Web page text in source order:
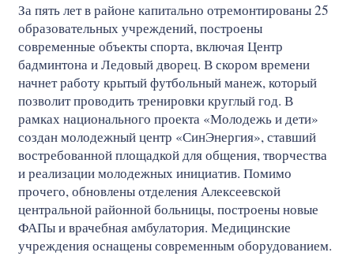
За пять лет в районе капитально отремонтированы 25
образовательных учреждений, построены
современные объекты спорта, включая Центр
бадминтона и Ледовый дворец. В скором времени
начнет работу крытый футбольный манеж, который
позволит проводить тренировки круглый год. В
рамках национального проекта «Молодежь и дети»
создан молодежный центр «СинЭнергия», ставший
востребованной площадкой для общения, творчества
и реализации молодежных инициатив. Помимо
прочего, обновлены отделения Алексеевской
центральной районной больницы, построены новые
ФАПы и врачебная амбулатория. Медицинские
учреждения оснащены современным оборудованием.